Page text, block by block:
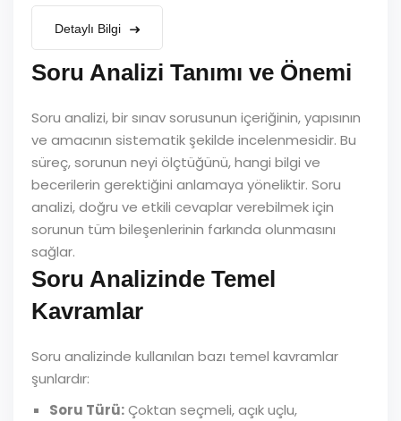
Detaylı Bilgi
Soru Analizi Tanımı ve Önemi
Soru analizi, bir sınav sorusunun içeriğinin, yapısının
ve amacının sistematik şekilde incelenmesidir. Bu
süreç, sorunun neyi ölçtüğünü, hangi bilgi ve
becerilerin gerektiğini anlamaya yöneliktir. Soru
analizi, doğru ve etkili cevaplar verebilmek için
sorunun tüm bileşenlerinin farkında olunmasını
sağlar.
Soru Analizinde Temel
Kavramlar
Soru analizinde kullanılan bazı temel kavramlar
şunlardır:
Soru Türü:Çoktan seçmeli, açık uçlu,